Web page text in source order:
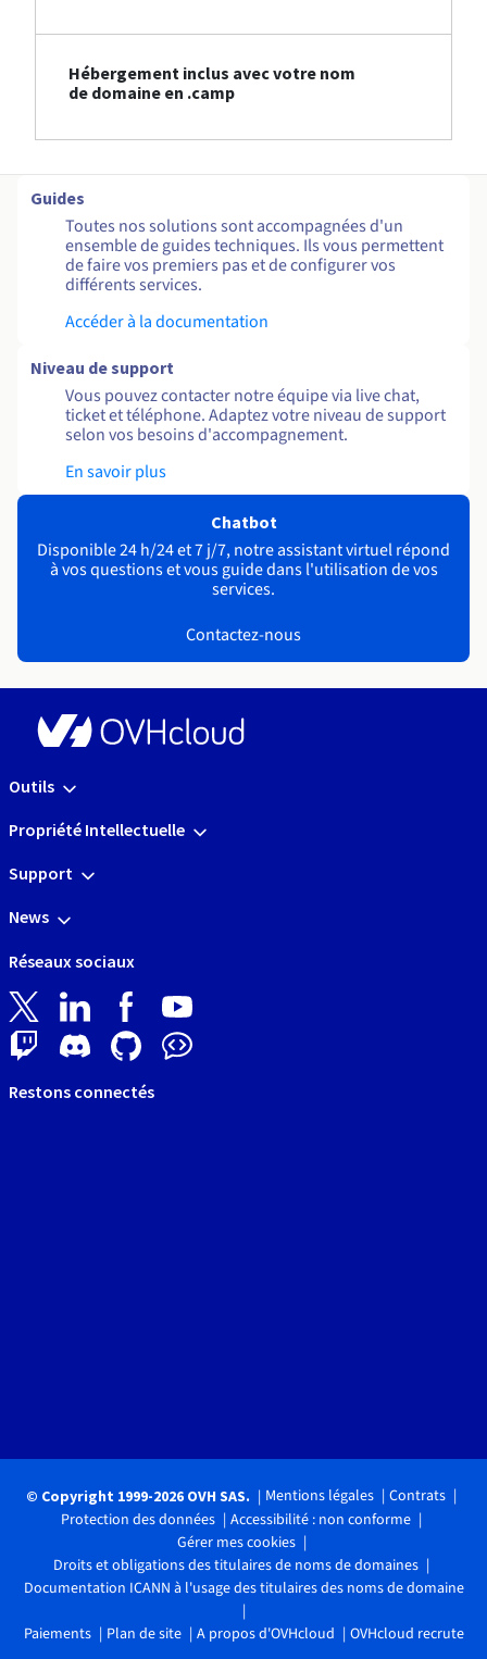
Hébergement inclus avec votre nom
de domaine en .camp
Guides
Toutes nos solutions sont accompagnées d'un
ensemble de guides techniques. Ils vous permettent
de faire vos premiers pas et de configurer vos
différents services.
Accéder à la documentation
Niveau de support
Vous pouvez contacter notre équipe via live chat,
ticket et téléphone. Adaptez votre niveau de support
selon vos besoins d'accompagnement.
En savoir plus
Chatbot
Disponible 24 h/24 et 7 j/7, notre assistant virtuel répond
à vos questions et vous guide dans l'utilisation de vos
services.
Contactez-nous
Outils
Propriété Intellectuelle
Support
News
Réseaux sociaux
Restons connectés
© Copyright 1999-2026 OVH SAS. Mentions légales
Contrats
Protection des données
Accessibilité : non conforme
Gérer mes cookies
Droits et obligations des titulaires de noms de domaines
Documentation ICANN à l'usage des titulaires des noms de domaine
Paiements Plan de site A propos d'OVHcloud OVHcloud recrute